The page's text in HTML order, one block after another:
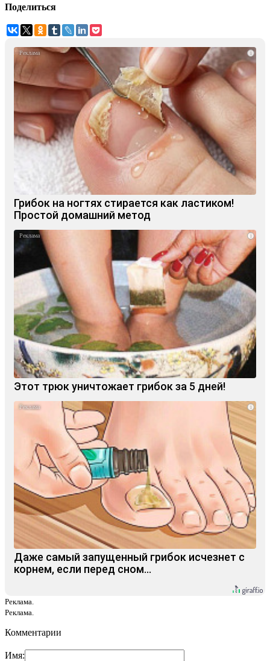
Поделиться
i
Грибок на ногтях стирается как ластиком!
Простой домашний метод
i
Этот трюк уничтожает грибок за 5 дней!
i
Даже самый запущенный грибок исчезнет с
корнем, если перед сном…
Реклама.
Реклама.
Комментарии
Имя: